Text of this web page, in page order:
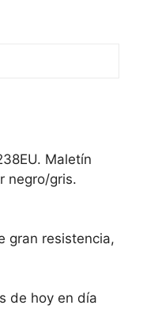
Maletín
negro/gris.
gran resistencia,
de hoy en día